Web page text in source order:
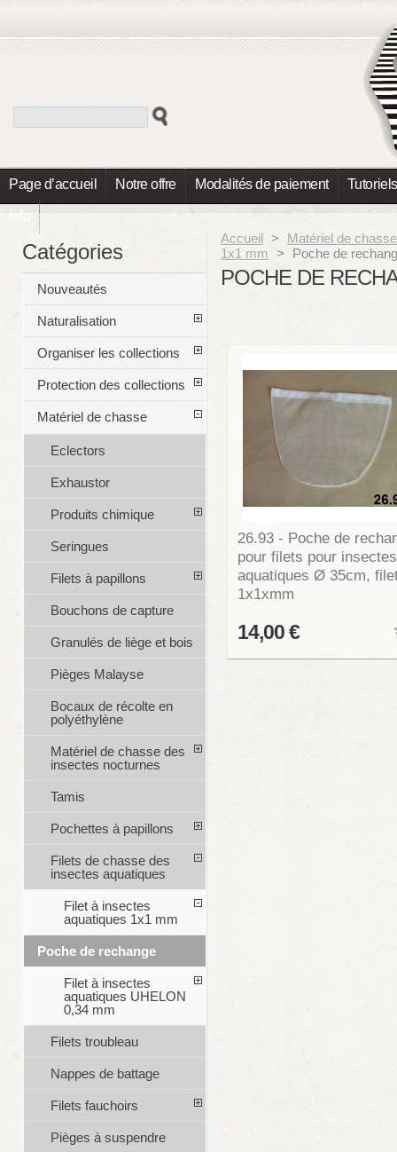
Page d’accueil Notre offre Modalités de paiement Tutoriels
Info
Accueil >
Matériel de chasse
1x1 mm > Poche de
POCHE DE
26.93 - Poche de
pour filets pour insectes
aquatiques Ø 35cm,
1x1xmm
14,00 €
Catégories
Nouveautés
Naturalisation
Organiser les collections
Protection des collections
Matériel de chasse
Eclectors
Exhaustor
Produits chimique
Seringues
Filets à papillons
Bouchons de capture
Granulés de liège et bois
Pièges Malayse
Bocaux de récolte en
polyéthylène
Matériel de chasse des
insectes nocturnes
Tamis
Pochettes à papillons
Filets de chasse des
insectes aquatiques
Filet à insectes
aquatiques 1x1 mm
Poche de rechange
Filet à insectes
aquatiques UHELON
0,34 mm
Filets troubleau
Nappes de battage
Filets fauchoirs
Pièges à suspendre